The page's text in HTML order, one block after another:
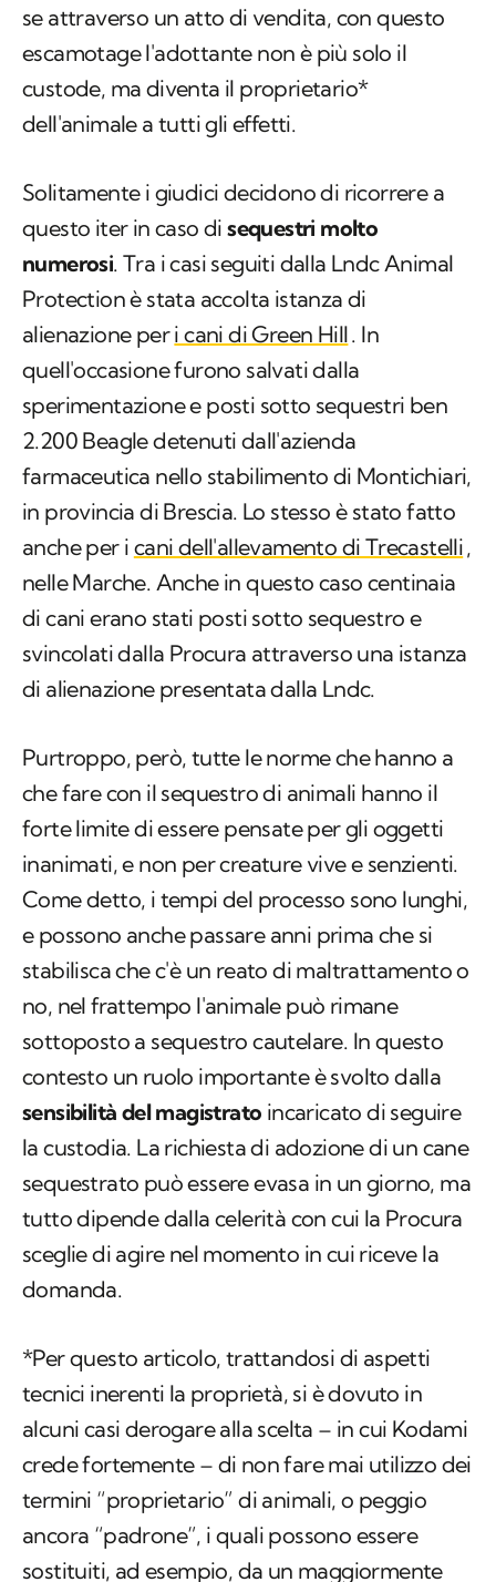
se attraverso un atto di vendita, con questo
escamotage l'adottante non è più solo il
custode, ma diventa il proprietario*
dell'animale a tutti gli effetti.
Solitamente i giudici decidono di ricorrere a
questo iter in caso disequestri molto
numerosi. Tra i casi seguiti dalla Lndc Animal
Protection è stata accolta istanza di
alienazione peri cani di Green Hill. In
quell'occasione furono salvati dalla
sperimentazione e posti sotto sequestri ben
2.200 Beagle detenuti dall'azienda
farmaceutica nello stabilimento di Montichiari,
in provincia di Brescia. Lo stesso è stato fatto
anche per i cani dell'allevamento di Trecastelli,
nelle Marche. Anche in questo caso centinaia
di cani erano stati posti sotto sequestro e
svincolati dalla Procura attraverso una istanza
di alienazione presentata dalla Lndc.
Purtroppo, però, tutte le norme che hanno a
che fare con il sequestro di animali hanno il
forte limite di essere pensate per gli oggetti
inanimati, e non per creature vive e senzienti.
Come detto, i tempi del processo sono lunghi,
e possono anche passare anni prima che si
stabilisca che c'è un reato di maltrattamento o
no, nel frattempo l'animale può rimane
sottoposto a sequestro cautelare. In questo
contesto un ruolo importante è svolto dalla
sensibilità del magistrato incaricato di seguire
la custodia. La richiesta di adozione di un cane
sequestrato può essere evasa in un giorno, ma
tutto dipende dalla celerità con cui la Procura
sceglie di agire nel momento in cui riceve la
domanda.
*Per questo articolo, trattandosi di aspetti
tecnici inerenti la proprietà, si è dovuto in
alcuni casi derogare alla scelta – in cui Kodami
crede fortemente – di non fare mai utilizzo dei
termini “proprietario” di animali, o peggio
ancora “padrone”, i quali possono essere
sostituiti, ad esempio, da un maggiormente